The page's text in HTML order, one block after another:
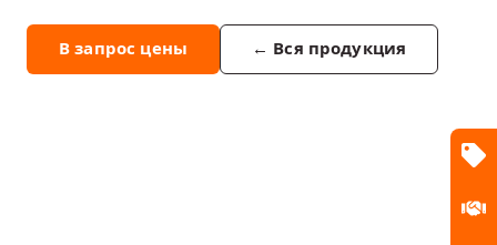
В запрос цены ← Вся продукция